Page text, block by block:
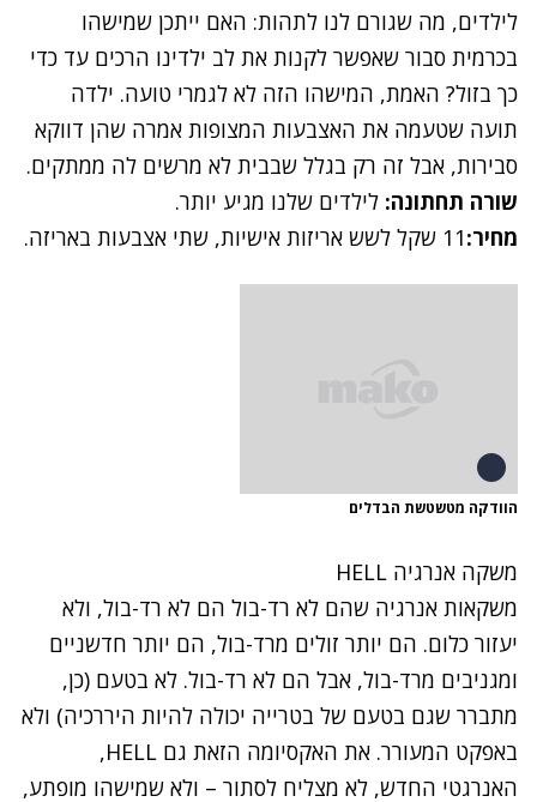
לילדים, מה שגורם לנו לתהות: האם ייתכן שמישהו
בכרמית סבור שאפשר לקנות את לב ילדינו הרכים עד כדי
כך בזול? האמת, המישהו הזה לא לגמרי טועה. ילדה
תועה שטעמה את האצבעות המצופות אמרה שהן דווקא
סבירות, אבל זה רק בגלל שבבית לא מרשים לה ממתקים.
שורה תחתונה: לילדים שלנו מגיע יותר.
מחיר:11 שקל לשש אריזות אישיות, שתי אצבעות באריזה.
הוודקה מטשטשת הבדלים
משקה אנרגיה HELL
משקאות אנרגיה שהם לא רד-בול הם לא רד-בול, ולא
יעזור כלום. הם יותר זולים מרד-בול, הם יותר חדשניים
ומגניבים מרד-בול, אבל הם לא רד-בול. לא בטעם (כן,
מתברר שגם בטעם של בטרייה יכולה להיות היררכיה) ולא
באפקט המעורר. את האקסיומה הזאת גם HELL,
האנרגטי החדש, לא מצליח לסתור – ולא שמישהו מופתע,